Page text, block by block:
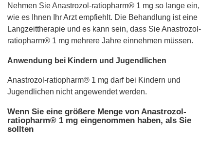
Nehmen Sie Anastrozol-ratiopharm® 1 mg so lange ein,
wie es Ihnen Ihr Arzt empfiehlt. Die Behandlung ist eine
Langzeittherapie und es kann sein, dass Sie Anastrozol-
ratiopharm® 1 mg mehrere Jahre einnehmen müssen.
Anwendung bei Kindern und Jugendlichen
Anastrozol-ratiopharm® 1 mg darf bei Kindern und
Jugendlichen nicht angewendet werden.
Wenn Sie eine größere Menge von Anastrozol-
ratiopharm® 1 mg eingenommen haben, als Sie
sollten